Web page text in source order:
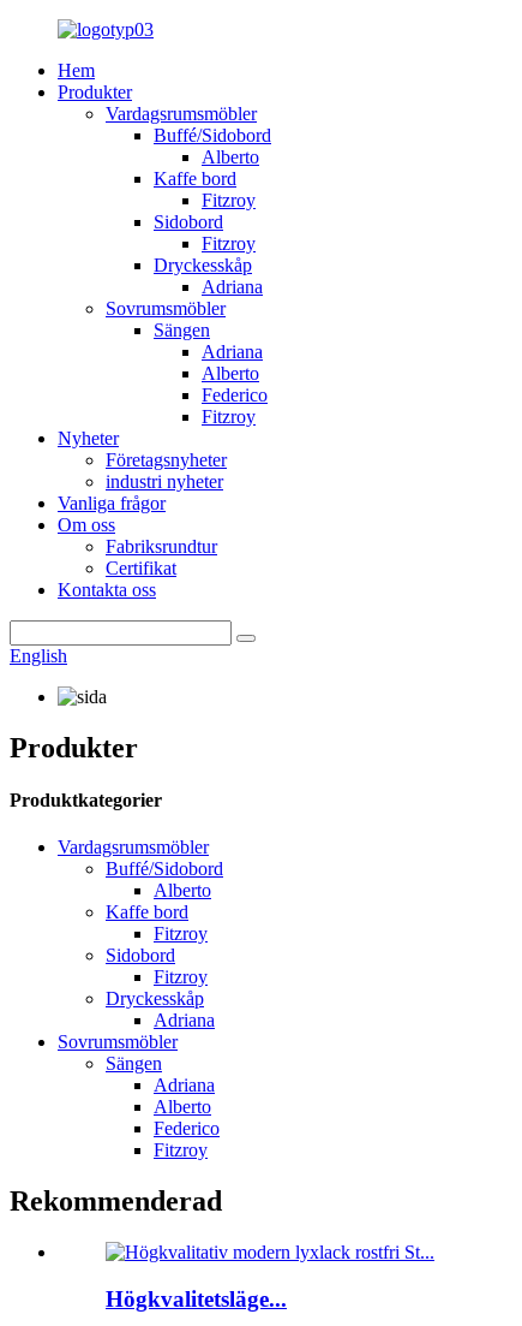
Hem
Produkter
Vardagsrumsmöbler
Buffé/Sidobord
Alberto
Kaffe bord
Fitzroy
Sidobord
Fitzroy
Dryckesskåp
Adriana
Sovrumsmöbler
Sängen
Adriana
Alberto
Federico
Fitzroy
Nyheter
Företagsnyheter
industri nyheter
Vanliga frågor
Om oss
Fabriksrundtur
Certifikat
Kontakta oss
English
Produkter
Produktkategorier
Vardagsrumsmöbler
Buffé/Sidobord
Alberto
Kaffe bord
Fitzroy
Sidobord
Fitzroy
Dryckesskåp
Adriana
Sovrumsmöbler
Sängen
Adriana
Alberto
Federico
Fitzroy
Rekommenderad
Högkvalitetsläge...